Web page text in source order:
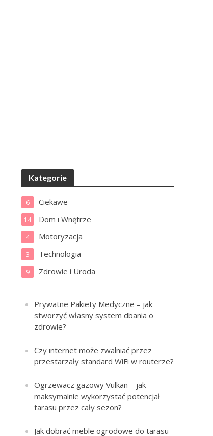
Kategorie
Ciekawe
6
Dom i Wnętrze
14
Motoryzacja
4
Technologia
3
Zdrowie i Uroda
9
Prywatne Pakiety Medyczne – jak
stworzyć własny system dbania o
zdrowie?
Czy internet może zwalniać przez
przestarzały standard WiFi w routerze?
Ogrzewacz gazowy Vulkan – jak
maksymalnie wykorzystać potencjał
tarasu przez cały sezon?
Jak dobrać meble ogrodowe do tarasu